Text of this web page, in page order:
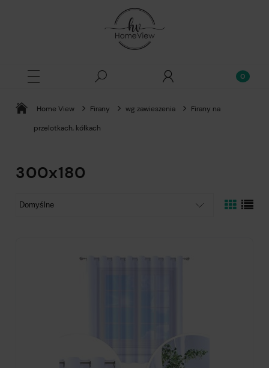
Home View Firany wg zawieszenia
Firany na
przelotkach, kółkach
300x180